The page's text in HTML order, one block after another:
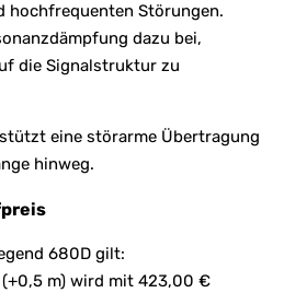
hochfrequenten Störungen.
dazu bei,
die Signalstruktur zu
eine störarme Übertragung
hinweg.
680D gilt:
m) wird mit 423,00 €